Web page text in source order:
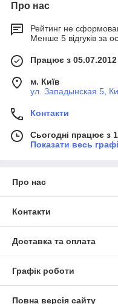
Про нас
Рейтинг не
Менше 5 відгуків за
Працює з 05.07.2012
м. Київ
ул. Западынская 5,
Контакти
Сьогодні працює з
Показати весь
Про нас
Контакти
Доставка та оплата
Графік роботи
Повна версія сайту